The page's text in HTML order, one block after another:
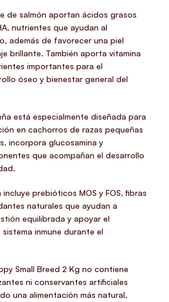
de salmón aportan ácidos grasos
nutrientes que ayudan al
además de favorecer una piel
brillante. También aporta vitamina
importantes para el
óseo y bienestar general del
está especialmente diseñada para
en cachorros de razas pequeñas
incorpora glucosamina y
que acompañan el desarrollo
prebióticos MOS y FOS, fibras
naturales que ayudan a
equilibrada y apoyar el
inmune durante el
Small Breed 2 Kg no contiene
ni conservantes artificiales
una alimentación más natural,